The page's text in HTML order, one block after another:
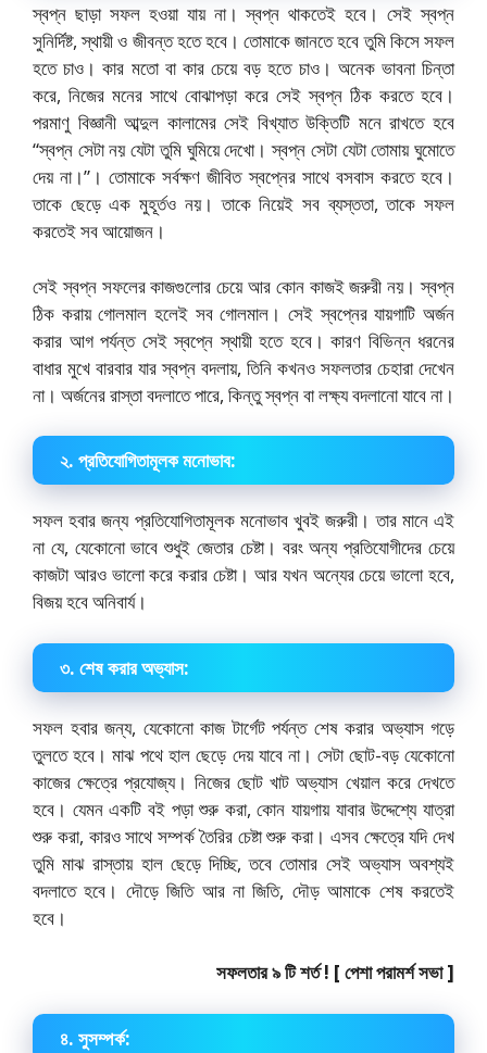
স্বপ্ন ছাড়া সফল হওয়া যায় না। স্বপ্ন থাকতেই হবে। সেই স্বপ্ন
সুনির্দিষ্ট, স্থায়ী ও জীবন্ত হতে হবে। তোমাকে জানতে হবে তুমি কিসে সফল
হতে চাও। কার মতো বা কার চেয়ে বড় হতে চাও। অনেক ভাবনা চিন্তা
করে, নিজের মনের সাথে বোঝাপড়া করে সেই স্বপ্ন ঠিক করতে হবে।
পরমাণু বিজ্ঞানী আব্দুল কালামের সেই বিখ্যাত উক্তিটি মনে রাখতে হবে
“স্বপ্ন সেটা নয় যেটা তুমি ঘুমিয়ে দেখো। স্বপ্ন সেটা যেটা তোমায় ঘুমোতে
দেয় না।”। তোমাকে সর্বক্ষণ জীবিত স্বপ্নের সাথে বসবাস করতে হবে।
তাকে ছেড়ে এক মুহূর্তও নয়। তাকে নিয়েই সব ব্যস্ততা, তাকে সফল
করতেই সব আয়োজন।
সেই স্বপ্ন সফলের কাজগুলোর চেয়ে আর কোন কাজই জরুরী নয়। স্বপ্ন
ঠিক করায় গোলমাল হলেই সব গোলমাল। সেই স্বপ্নের যায়গাটি অর্জন
করার আগ পর্যন্ত সেই স্বপ্নে স্থায়ী হতে হবে। কারণ বিভিন্ন ধরনের
বাধার মুখে বারবার যার স্বপ্ন বদলায়, তিনি কখনও সফলতার চেহারা দেখেন
না। অর্জনের রাস্তা বদলাতে পারে, কিন্তু স্বপ্ন বা লক্ষ্য বদলানো যাবে না।
২. প্রতিযোগিতামূলক মনোভাব:
সফল হবার জন্য প্রতিযোগিতামূলক মনোভাব খুবই জরুরী। তার মানে এই
না যে, যেকোনো ভাবে শুধুই জেতার চেষ্টা। বরং অন্য প্রতিযোগীদের চেয়ে
কাজটা আরও ভালো করে করার চেষ্টা। আর যখন অন্যের চেয়ে ভালো হবে,
বিজয় হবে অনিবার্য।
৩. শেষ করার অভ্যাস:
সফল হবার জন্য, যেকোনো কাজ টার্গেট পর্যন্ত শেষ করার অভ্যাস গড়ে
তুলতে হবে। মাঝ পথে হাল ছেড়ে দেয় যাবে না। সেটা ছোট-বড় যেকোনো
কাজের ক্ষেত্রে প্রযোজ্য। নিজের ছোট খাট অভ্যাস খেয়াল করে দেখতে
হবে। যেমন একটি বই পড়া শুরু করা, কোন যায়গায় যাবার উদ্দেশ্যে যাত্রা
শুরু করা, কারও সাথে সম্পর্ক তৈরির চেষ্টা শুরু করা। এসব ক্ষেত্রে যদি দেখ
তুমি মাঝ রাস্তায় হাল ছেড়ে দিচ্ছি, তবে তোমার সেই অভ্যাস অবশ্যই
বদলাতে হবে। দৌড়ে জিতি আর না জিতি, দৌড় আমাকে শেষ করতেই
হবে।
সফলতার ৯ টি শর্ত ! [ পেশা পরামর্শ সভা ]
৪. সুসম্পর্ক: